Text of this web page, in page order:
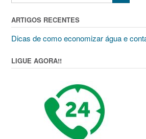
ARTIGOS RECENTES
Dicas de como economizar água e
LIGUE AGORA!!